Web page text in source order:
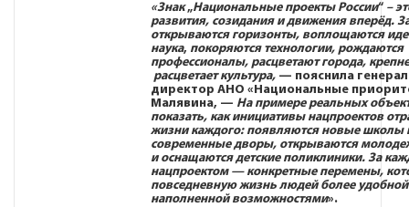
«Знак„Национальные проекты России“–
развития, созидания и движения вперёд.
открываются горизонты, воплощаются
наука, покоряются технологии, рождаются
профессионалы, расцветают города,
расцветает культура, — пояснила
директор АНО «Национальные
Малявина, — На примере реальных
показать, как инициативы нацпроектов
жизни каждого: появляются новые школы
современные дворы, открываются
и оснащаются детские поликлиники. За
нацпроектом — конкретные перемены,
повседневную жизнь людей более
наполненной возможностями».